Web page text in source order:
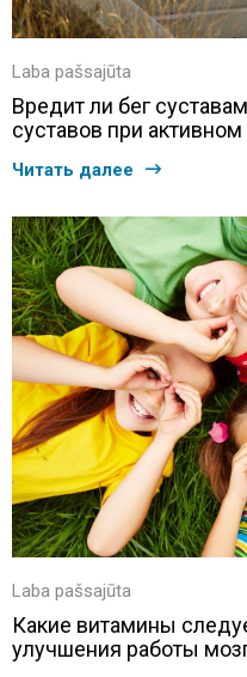
Laba pašsajūta
Вредит ли бег
суставов при
Читать далее
Laba pašsajūta
Какие витамины
улучшения работы